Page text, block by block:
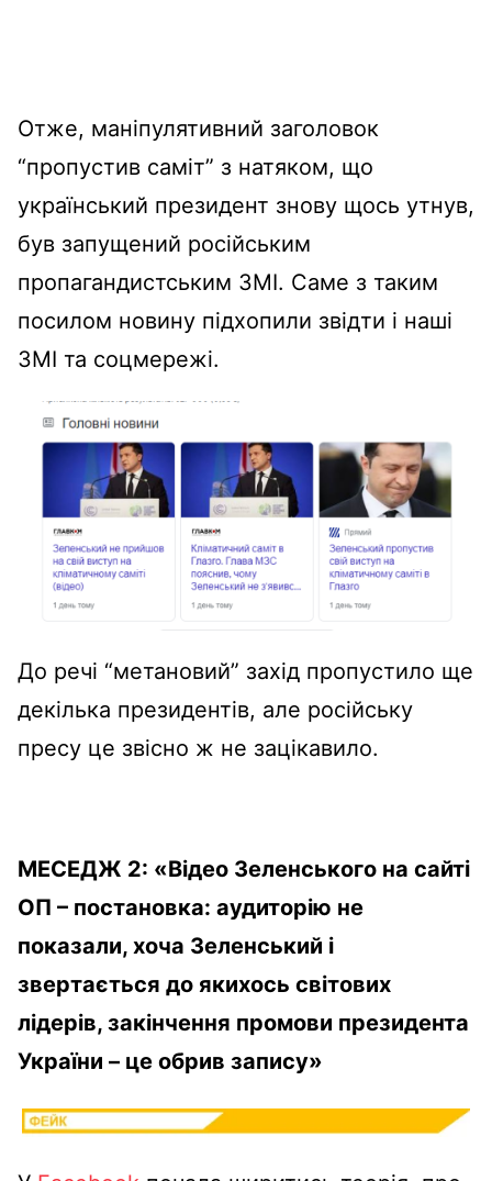
Отже, маніпулятивний заголовок
“пропустив саміт” з натяком, що
український президент знову щось утнув,
був запущений російським
пропагандистським ЗМІ. Саме з таким
посилом новину підхопили звідти і наші
ЗМІ та соцмережі.
До речі “метановий” захід пропустило ще
декілька президентів, але російську
пресу це звісно ж не зацікавило.
МЕСЕДЖ 2: «Відео Зеленського на сайті
ОП – постановка: аудиторію не
показали, хоча Зеленський і
звертається до якихось світових
лідерів, закінчення промови президента
України – це обрив запису»